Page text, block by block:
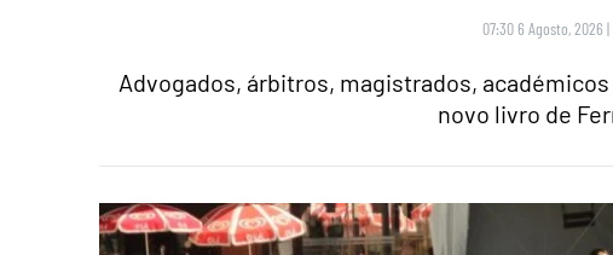
07:30 6 Agosto, 2026 |
Advogados, árbitros, magistrados,
novo livro de